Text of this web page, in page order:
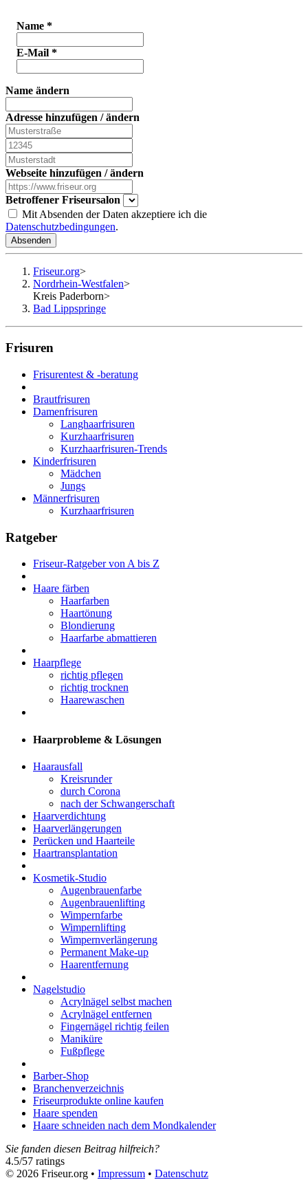
Name *
E-Mail *
Name ändern
Adresse hinzufügen / ändern
Webseite hinzufügen / ändern
Betroffener Friseursalon
Mit Absenden der Daten akzeptiere ich die
Datenschutzbedingungen.
Absenden
Friseur.org>
Nordrhein-Westfalen>
Kreis Paderborn>
Bad Lippspringe
Frisuren
Frisurentest & -beratung
Brautfrisuren
Damenfrisuren
Langhaarfrisuren
Kurzhaarfrisuren
Kurzhaarfrisuren-Trends
Kinderfrisuren
Mädchen
Jungs
Männerfrisuren
Kurzhaarfrisuren
Ratgeber
Friseur-Ratgeber von A bis Z
Haare färben
Haarfarben
Haartönung
Blondierung
Haarfarbe abmattieren
Haarpflege
richtig pflegen
richtig trocknen
Haarewaschen
Haarprobleme & Lösungen
Haarausfall
Kreisrunder
durch Corona
nach der Schwangerschaft
Haarverdichtung
Haarverlängerungen
Perücken und Haarteile
Haartransplantation
Kosmetik-Studio
Augenbrauenfarbe
Augenbrauenlifting
Wimpernfarbe
Wimpernlifting
Wimpernverlängerung
Permanent Make-up
Haarentfernung
Nagelstudio
Acrylnägel selbst machen
Acrylnägel entfernen
Fingernägel richtig feilen
Maniküre
Fußpflege
Barber-Shop
Branchenverzeichnis
Friseurprodukte online kaufen
Haare spenden
Haare schneiden nach dem Mondkalender
Sie fanden diesen Beitrag hilfreich?
4.5/57 ratings
© 2026 Friseur.org • Impressum • Datenschutz